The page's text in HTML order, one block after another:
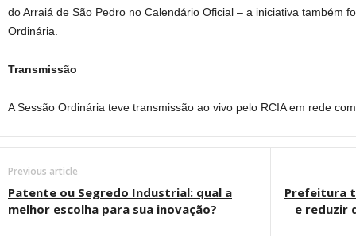
do Arraiá de São Pedro no Calendário Oficial – a iniciativa também
Ordinária.
Transmissão
A Sessão Ordinária teve transmissão ao vivo pelo RCIA em rede
Previous article
Patente ou Segredo Industrial: qual a
melhor escolha para sua inovação?
Prefeitura
e reduzir